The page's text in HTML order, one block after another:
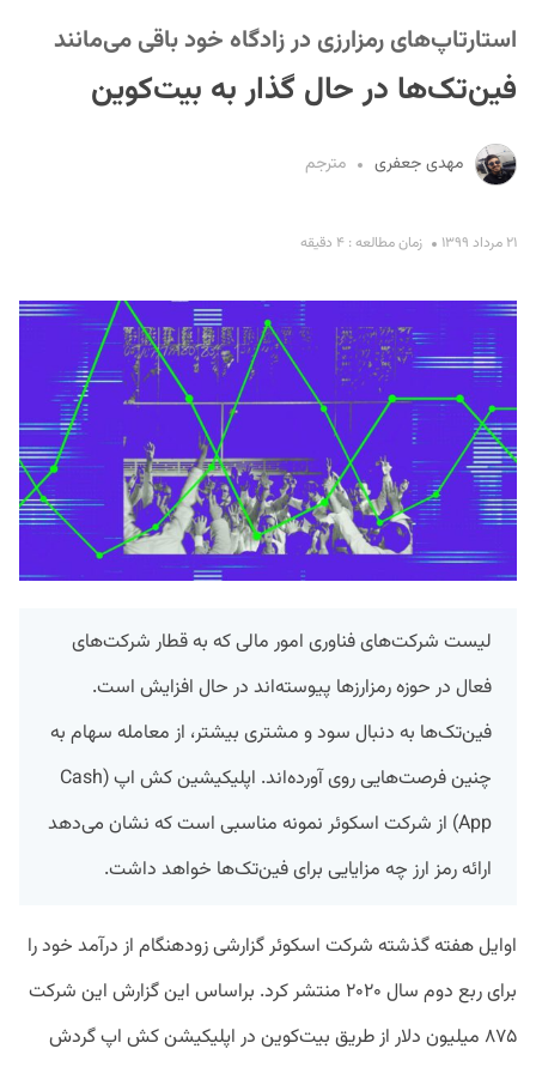
استارتاپ‌های رمزارزی در زادگاه خود باقی می‌مانند
فین‌تک‌ها در حال گذار به بیت‌کوین
مهدی جعفری مترجم
۲۱ مرداد ۱۳۹۹ زمان مطالعه : ۴ دقیقه
لیست شرکت‌های فناوری امور مالی که به قطار شرکت‌های
فعال در حوزه رمزارزها پیوسته‌اند در حال افزایش است.
فین‌تک‌ها به دنبال سود و مشتری بیشتر، از معامله سهام به
چنین فرصت‌هایی روی آورده‌اند. اپلیکیشین کش اپ (Cash
App) از شرکت اسکوئر نمونه مناسبی است که نشان می‌دهد
ارائه رمز ارز چه مزایایی برای فین‌تک‌ها خواهد داشت.
اوایل هفته گذشته شرکت اسکوئر گزارشی زودهنگام از درآمد خود را
برای ربع دوم سال ۲۰۲۰ منتشر کرد. براساس این گزارش این شرکت
۸۷۵ میلیون دلار از طریق بیت‌کوین در اپلیکیشن کش اپ گردش